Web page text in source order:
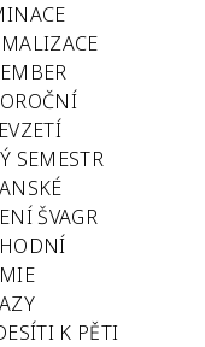
SEMESTR
ŠVAGR
K PĚTI